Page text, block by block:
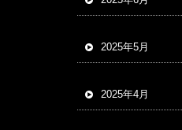
2025年5月
2025年4月